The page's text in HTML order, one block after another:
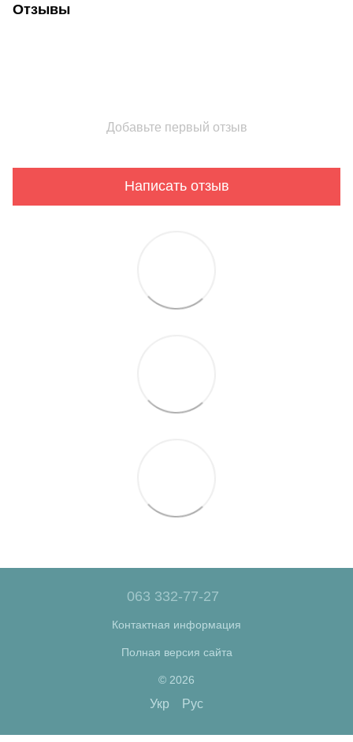
Отзывы
Добавьте первый отзыв
Написать отзыв
063 332-77-27
Контактная информация
Полная версия сайта
© 2026
Укр Рус